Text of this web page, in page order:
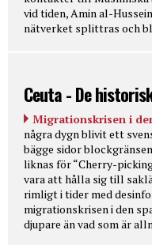
vid tiden, Amin al-
nätverket splittras och
Ceuta - De
Migrationskrisen i
några dygn blivit ett
bägge sidor
liknas för “Cherry-
vara att hålla sig till
rimligt i tider med
migrationskrisen i den
djupare än vad som är